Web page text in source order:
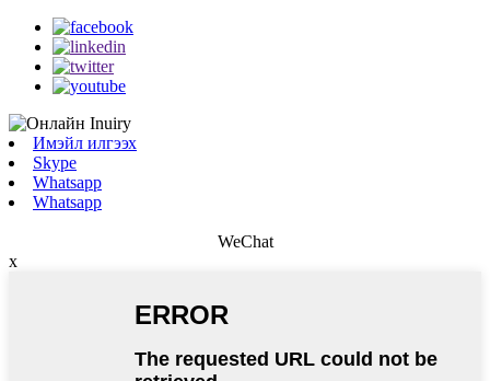
Имэйл илгээх
Skype
Whatsapp
Whatsapp
WeChat
x